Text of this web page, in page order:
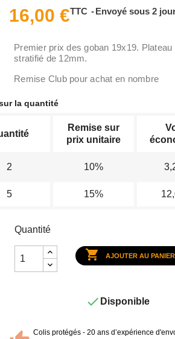
16,00 €TTC Envoyé sous 2
Premier prix des goban 19x19. Plateau
stratifié de 12mm.
Remise Club pour achat en nombre
la quantité
Remise sur
prix unitaire
2 10%
5 15%
Quantité
 AJOUTER AU PANIER
 Disponible
Colis protégés - 20 ans d’expérience